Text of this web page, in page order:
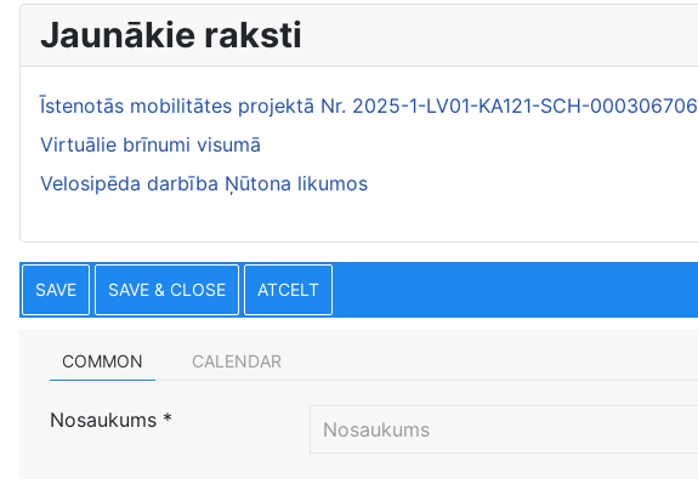
Jaunākie raksti
Īstenotās mobilitātes projektā Nr. 2025-1-LV01-KA121-SCH-000306706
Virtuālie brīnumi visumā
Velosipēda darbība Ņūtona likumos
SAVE SAVE & CLOSE ATCELT
COMMON CALENDAR
Nosaukums *